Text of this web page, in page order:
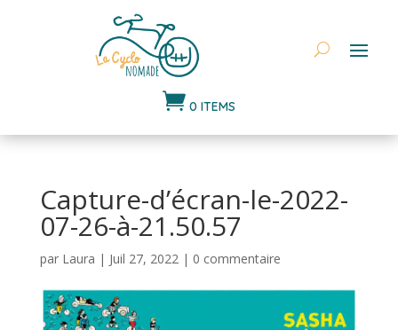
 0 ITEMS
Capture-d’écran-le-2022-
07-26-à-21.50.57
par Laura | Juil 27, 2022| 0 commentaire